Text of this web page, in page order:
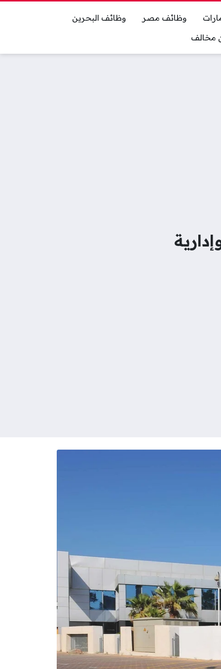
وظائف مصر
وظائف البحرين
مخالف